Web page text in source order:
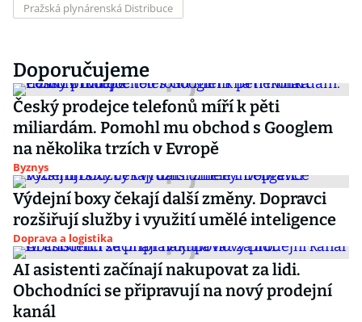
Pražská plynárenská Distribuce
Doporučujeme
Český prodejce telefonů míří k pěti
miliardám. Pomohl mu obchod s Googlem
na několika trzích v Evropě
Byznys
Výdejní boxy čekají další změny. Dopravci
rozšiřují služby i využití umělé inteligence
Doprava a logistika
AI asistenti začínají nakupovat za lidi.
Obchodníci se připravují na nový prodejní
kanál